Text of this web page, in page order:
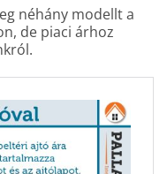
néhány modellt a
de piaci árhoz